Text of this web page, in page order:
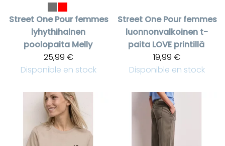
Street One Pour femmes
lyhythihainen
poolopaita Melly
25,99 €
Disponible en stock
Street One Pour femmes
luonnonvalkoinen t-
paita LOVE printillä
19,99 €
Disponible en stock